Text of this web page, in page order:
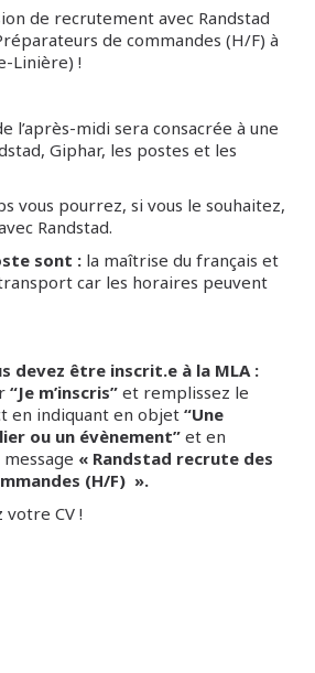
de recrutement avec Randstad
de commandes (H/F) à
Linière) !
l’après-midi sera consacrée à une
Giphar, les postes et les
vous pourrez, si vous le souhaitez,
Randstad.
sont : la maîtrise du français et
car les horaires peuvent
devez être inscrit.e à la MLA :
“Je m’inscris” et remplissez le
en indiquant en objet “Une
ou un évènement” et en
« Randstad recrute des
(H/F) ».
votre CV !